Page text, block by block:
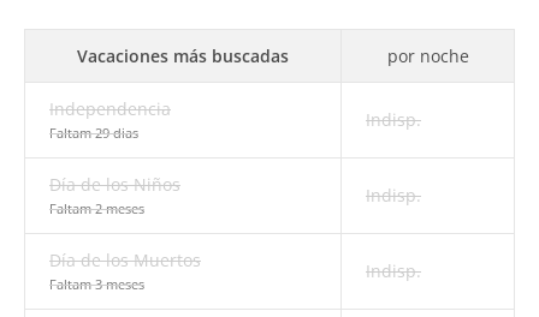
Vacaciones más buscadas por noche
Independencia
Faltam 29 dias
Indisp.
Día de los Niños
Faltam 2 meses
Indisp.
Día de los Muertos
Faltam 3 meses
Indisp.